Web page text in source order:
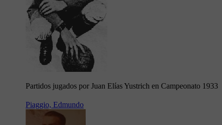
Partidos jugados por Juan Elías Yustrich en Campeonato 1933
Piaggio, Edmundo